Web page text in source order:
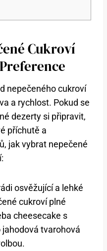
Cukroví
nepečeného cukroví
a rychlost. Pokud se
dezerty si připravit,
příchutě a
jak vybrat nepečené
osvěžující a lehké
cukroví plné
cheesecake s
tvarohová